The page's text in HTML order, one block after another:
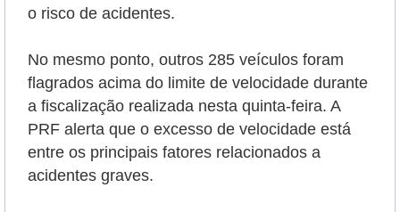
o risco de acidentes.
No mesmo ponto, outros 285 veículos foram
flagrados acima do limite de velocidade durante
a fiscalização realizada nesta quinta-feira. A
PRF alerta que o excesso de velocidade está
entre os principais fatores relacionados a
acidentes graves.